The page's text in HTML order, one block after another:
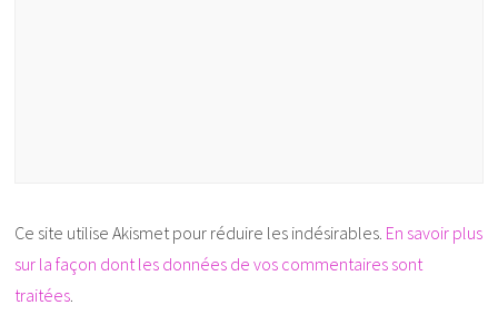
Ce site utilise Akismet pour réduire les indésirables. En savoir plus
sur la façon dont les données de vos commentaires sont
traitées.